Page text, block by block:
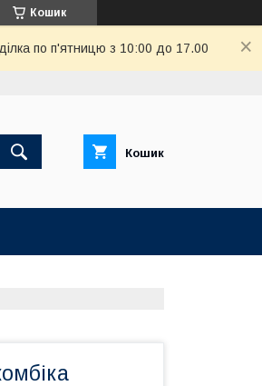
Кошик
по п'ятницю з 10:00 до 17.00
Кошик